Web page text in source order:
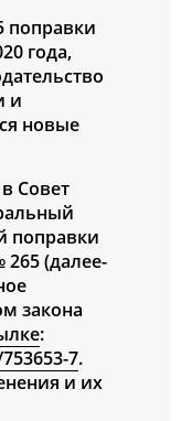
поправки
года,
и
новые
Совет
поправки
(далее-
закона
:
7.
и их